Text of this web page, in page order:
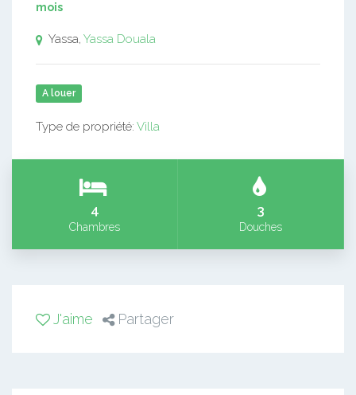
mois
Yassa, Yassa Douala
A louer
Type de propriété: Villa
4
Chambres
3
Douches
J'aime Partager